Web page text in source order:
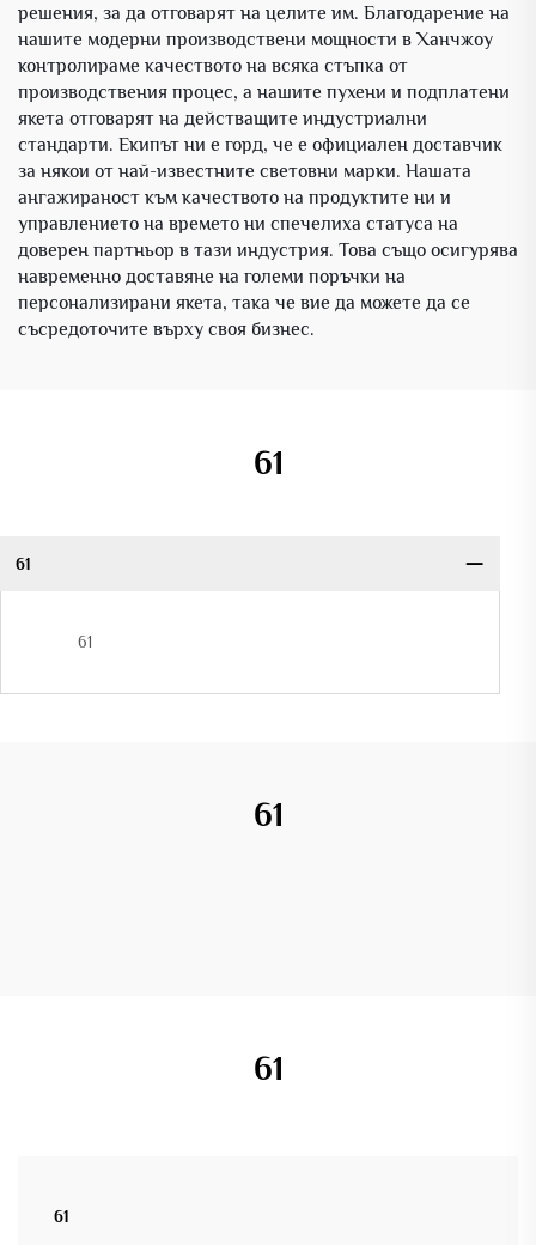
решения, за да отговарят на целите им. Благодарение на
нашите модерни производствени мощности в Ханчжоу
контролираме качеството на всяка стъпка от
производствения процес, а нашите пухени и подплатени
якета отговарят на действащите индустриални
стандарти. Екипът ни е горд, че е официален доставчик
за някои от най-известните световни марки. Нашата
ангажираност към качеството на продуктите ни и
управлението на времето ни спечелиха статуса на
доверен партньор в тази индустрия. Това също осигурява
навременно доставяне на големи поръчки на
персонализирани якета, така че вие да можете да се
съсредоточите върху своя бизнес.
61
61
61
61
61
61